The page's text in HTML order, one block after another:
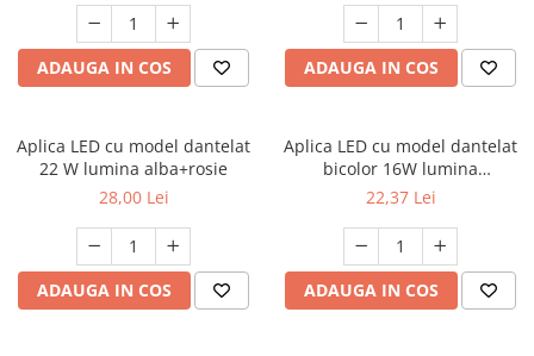
ADAUGA IN COS ADAUGA IN COS
Aplica LED cu model dantelat
22 W lumina alba+rosie
28,00 Lei
ADAUGA IN COS
Aplica LED cu model dantelat
bicolor 16W lumina
alba+verde
22,37 Lei
ADAUGA IN COS